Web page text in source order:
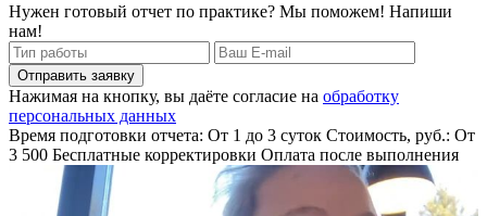
Нужен готовый отчет по практике? Мы поможем! Напиши
нам!
Отправить заявку
Нажимая на кнопку, вы даёте согласие на обработку
персональных данных
Время подготовки отчета: От 1 до 3 суток Стоимость, руб.: От
3 500 Бесплатные корректировки Оплата после выполнения